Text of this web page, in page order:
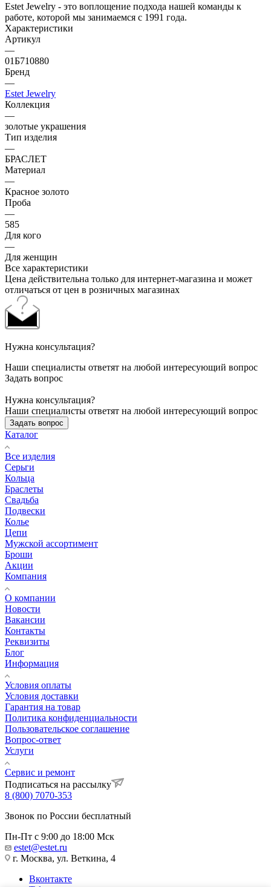
Estet Jewelry - это воплощение подхода нашей команды к
работе, которой мы занимаемся с 1991 года.
Характеристики
Артикул
—
01Б710880
Бренд
—
Estet Jewelry
Коллекция
—
золотые украшения
Тип изделия
—
БРАСЛЕТ
Материал
—
Красное золото
Проба
—
585
Для кого
—
Для женщин
Все характеристики
Цена действительна только для интернет-магазина и может
отличаться от цен в розничных магазинах
Нужна консультация?
Наши специалисты ответят на любой интересующий вопрос
Задать вопрос
Нужна консультация?
Наши специалисты ответят на любой интересующий вопрос
Задать вопрос
Каталог
Все изделия
Серьги
Кольца
Браслеты
Свадьба
Подвески
Колье
Цепи
Мужской ассортимент
Броши
Акции
Компания
О компании
Новости
Вакансии
Контакты
Реквизиты
Блог
Информация
Условия оплаты
Условия доставки
Гарантия на товар
Политика конфиденциальности
Пользовательское соглашение
Вопрос-ответ
Услуги
Сервис и ремонт
Подписаться на рассылку
8 (800) 7070-353
Звонок по России бесплатный
Пн-Пт с 9:00 до 18:00 Мск
estet@estet.ru
г. Москва, ул. Веткина, 4
Вконтакте